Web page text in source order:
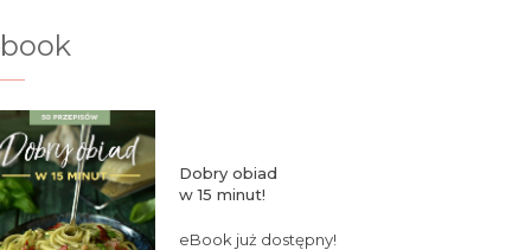
Dobry obiad
w 15 minut!
eBook już dostępny!